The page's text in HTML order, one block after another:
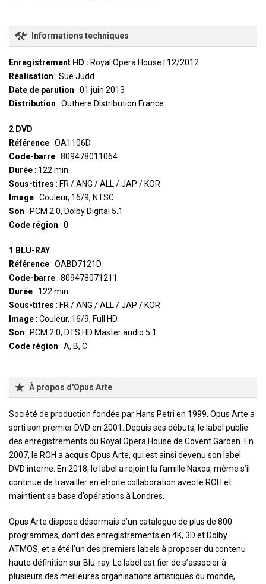
Informations techniques
Enregistrement HD : Royal Opera House | 12/2012
Réalisation : Sue Judd
Date de parution : 01 juin 2013
Distribution : Outhere Distribution France
2 DVD
Référence: OA1106D
Code-barre: 809478011064
Durée: 122 min.
Sous-titres : FR / ANG / ALL / JAP / KOR
Image: Couleur, 16/9, NTSC
Son : PCM 2.0, Dolby Digital 5.1
Code région : 0
1 BLU-RAY
Référence: OABD7121D
Code-barre: 809478071211
Durée: 122 min.
Sous-titres : FR / ANG / ALL / JAP / KOR
Image: Couleur, 16/9, Full HD
Son : PCM 2.0, DTS HD Master audio 5.1
Code région : A, B, C
À propos d'Opus Arte
Société de production fondée par Hans Petri en 1999, Opus Arte a
sorti son premier DVD en 2001. Depuis ses débuts, le label publie
des enregistrements du Royal Opera House de Covent Garden. En
2007, le ROH a acquis Opus Arte, qui est ainsi devenu son label
DVD interne. En 2018, le label a rejoint la famille Naxos, même s’il
continue de travailler en étroite collaboration avec le ROH et
maintient sa base d’opérations à Londres.
Opus Arte dispose désormais d’un catalogue de plus de 800
programmes, dont des enregistrements en 4K, 3D et Dolby
ATMOS, et a été l’un des premiers labels à proposer du contenu
haute définition sur Blu-ray. Le label est fier de s’associer à
plusieurs des meilleures organisations artistiques du monde,